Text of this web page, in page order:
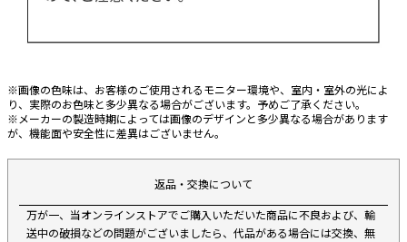
※画像の色味は、お客様のご使用されるモニター環境や、室内・室外の光によ
り、実際のお色味と多少異なる場合がございます。予めご了承ください。
※メーカーの製造時期によっては画像のデザインと多少異なる場合があります
が、機能面や安全性に差異はございません。
返品・交換について
万が一、当オンラインストアでご購入いただいた商品に不良および、輸
送中の破損などの問題がございましたら、代品がある場合には交換、無